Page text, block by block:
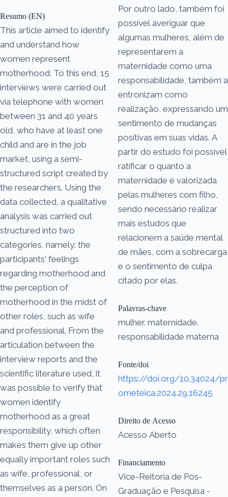
Resumo (EN)
This article aimed to identify
and understand how
women represent
motherhood. To this end, 15
interviews were carried out
via telephone with women
between 31 and 40 years
old, who have at least one
child and are in the job
market, using a semi-
structured script created by
the researchers. Using the
data collected, a qualitative
analysis was carried out
structured into two
categories, namely: the
participants' feelings
regarding motherhood and
the perception of
motherhood in the midst of
other roles, such as wife
and professional. From the
articulation between the
interview reports and the
scientific literature used, it
was possible to verify that
women identify
motherhood as a great
responsibility, which often
makes them give up other
equally important roles such
as wife, professional, or
themselves as a person. On
Por outro lado, também foi
possível averiguar que
algumas mulheres, além de
representarem a
maternidade como uma
responsabilidade, também a
entronizam como
realização, expressando um
sentimento de mudanças
positivas em suas vidas. A
partir do estudo foi possível
ratificar o quanto a
maternidade é valorizada
pelas mulheres com filho,
sendo necessário realizar
mais estudos que
relacionem a saúde mental
de mães, com a sobrecarga
e o sentimento de culpa
citado por elas.
Palavras-chave
mulher. maternidade.
responsabilidade materna
Fonte/doi
https://doi.org/10.34024/pr
ometeica.2024.29.16245
Direito de Acesso
Acesso Aberto
Financiamento
Vice-Reitoria de Pós-
Graduação e Pesquisa -